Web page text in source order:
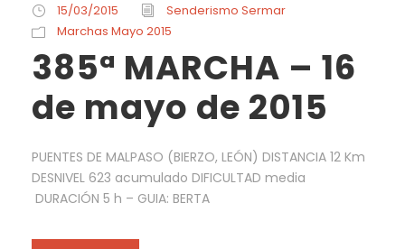
15/03/2015
Senderismo Sermar
Marchas Mayo 2015
385ª MARCHA – 16
de mayo de 2015
PUENTES DE MALPASO (BIERZO, LEÓN) DISTANCIA 12 Km
DESNIVEL 623 acumulado DIFICULTAD media
DURACIÓN 5 h – GUIA: BERTA